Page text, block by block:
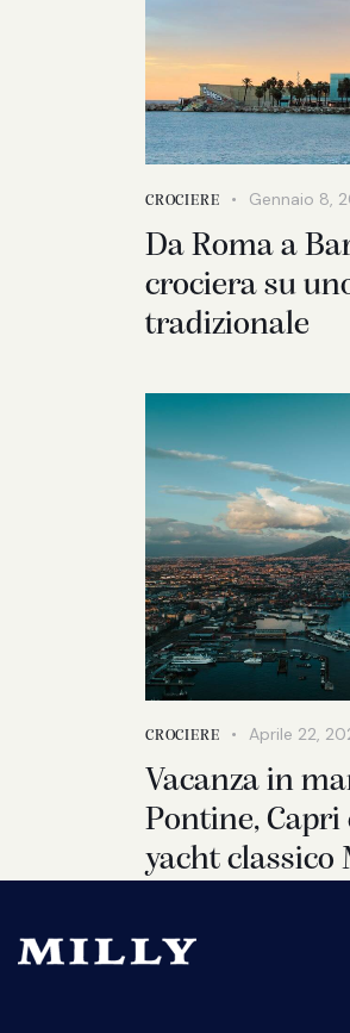
CROCIERE Gennaio 8,
Da Roma a
crociera su
tradizionale
CROCIERE Aprile 22,
Vacanza in
Pontine, Capri
yacht classico